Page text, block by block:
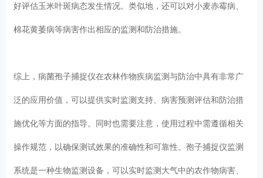
好评估玉米叶斑病态发生情况。类似地，还可以对小麦赤霉病、
棉花黄萎病等病害作出相应的监测和防治措施。
综上，病菌孢子捕捉仪在农林作物疾病监测与防治中具有非常广
泛的应用价值，可以提供实时监测支持、病害预测评估和防治措
施优化等方面的指导。同时也需要注意，使用过程中需遵循相关
操作规范，以确保测试效果的准确性和可靠性。孢子捕捉仪监测
系统是一种生物监测设备，可以实时监测大气中的农作物病害、